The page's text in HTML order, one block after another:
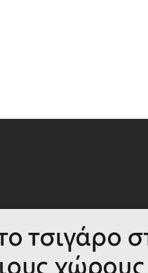
τσιγάρο
χώρους